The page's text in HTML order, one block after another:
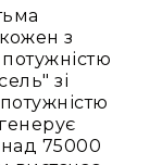
з
зі
75000